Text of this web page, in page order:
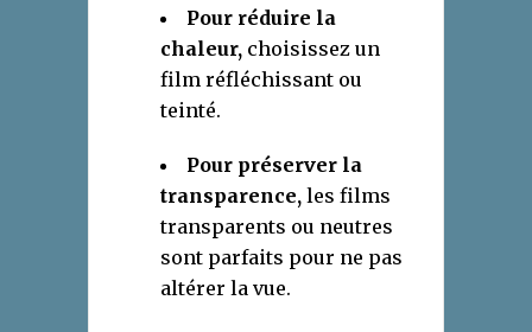
Pour réduire la
chaleur, choisissez un
film réfléchissant ou
teinté.
Pour préserver la
transparence, les films
transparents ou neutres
sont parfaits pour ne pas
altérer la vue.